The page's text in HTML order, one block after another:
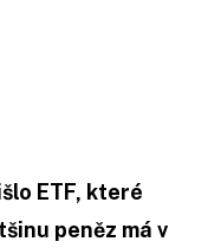
ETF, které
peněz má v